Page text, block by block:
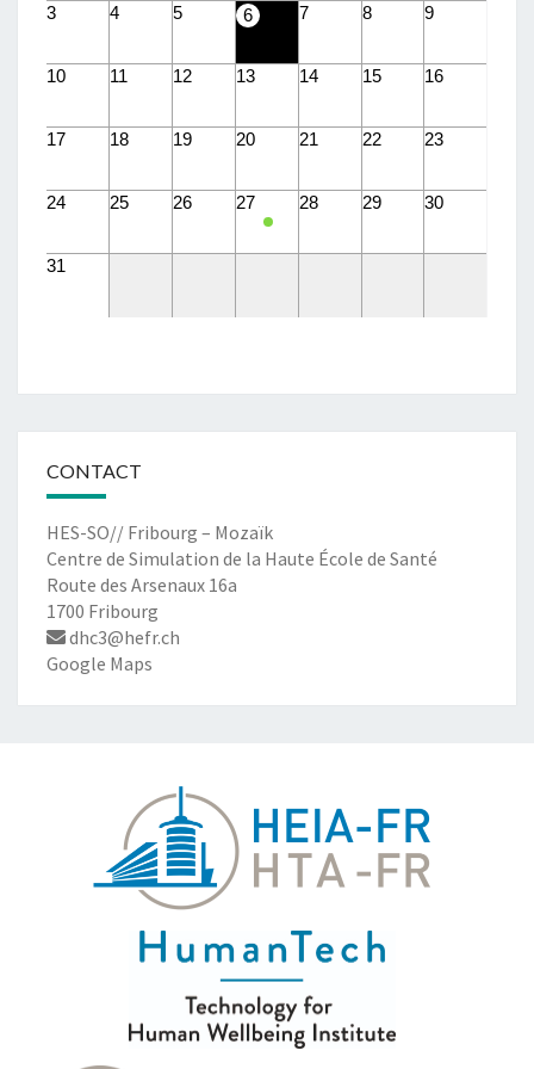
3 4 5 6 7 8 9
10 11 12 13 14 15 16
17 18 19 20 21 22 23
24 25 26 27 28 29 30
31
CONTACT
HES-SO// Fribourg – Mozaïk
Centre de Simulation de la Haute École de Santé
Route des Arsenaux 16a
1700 Fribourg
dhc3@hefr.ch
Google Maps